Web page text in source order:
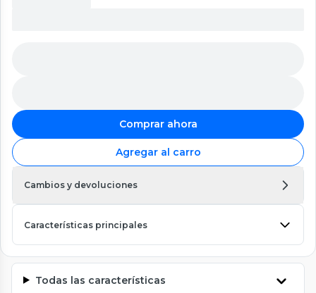
Comprar ahora
Agregar al carro
Cambios y devoluciones
Características principales
Todas las características